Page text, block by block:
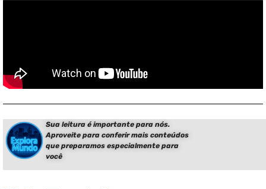
Sua leitura é importante para nós.
Aproveite para conferir mais conteúdos
que preparamos especialmente para
você